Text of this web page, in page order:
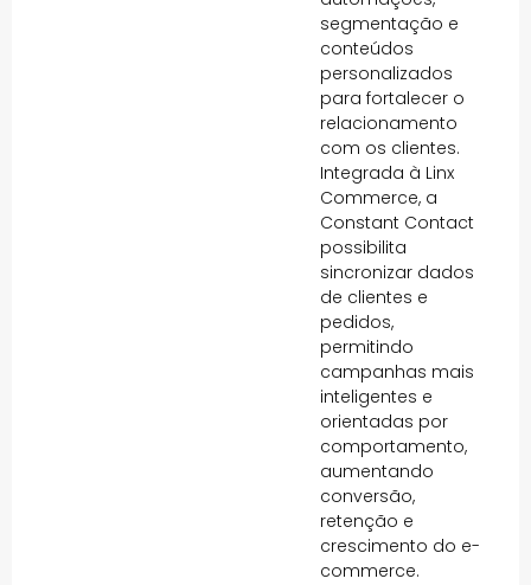
segmentação e
conteúdos
personalizados
para fortalecer o
relacionamento
com os clientes.
Integrada à Linx
Commerce, a
Constant Contact
possibilita
sincronizar dados
de clientes e
pedidos,
permitindo
campanhas mais
inteligentes e
orientadas por
comportamento,
aumentando
conversão,
retenção e
crescimento do e-
commerce.